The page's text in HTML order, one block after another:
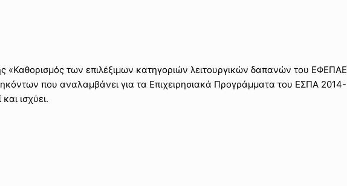
των επιλέξιμων κατηγοριών λειτουργικών δαπανών του ΕΦΕΠΑΕ
που αναλαμβάνει για τα Επιχειρησιακά Προγράμματα του ΕΣΠΑ 2014-
ισχύει.